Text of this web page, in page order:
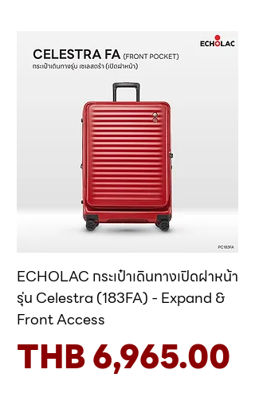
ECHOLAC กระเป๋าเดินทางเปิดฝาหน้า
รุ่น Celestra (183FA) - Expand &
Front Access
Price
THB 6,965.00